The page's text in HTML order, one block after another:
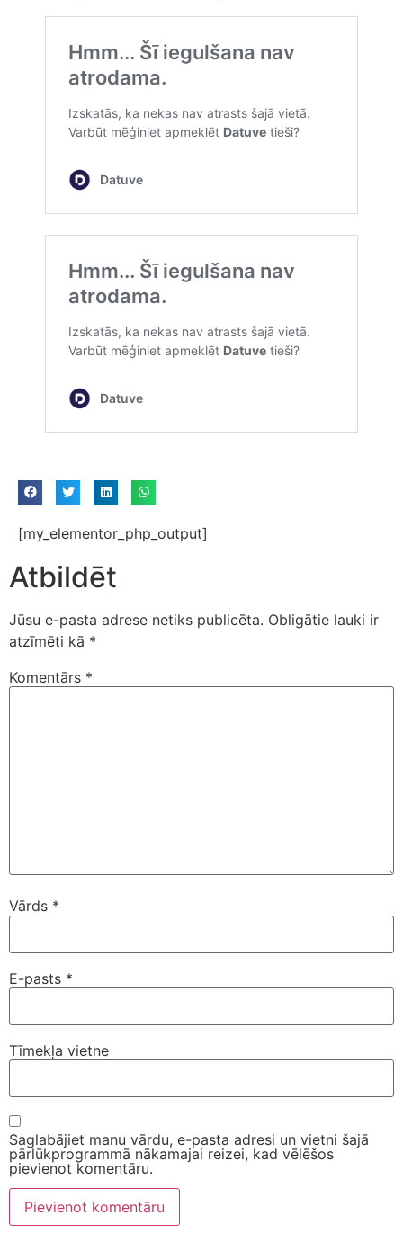
[my_elementor_php_output]
Atbildēt
Jūsu e-pasta adrese netiks publicēta. Obligātie lauki ir
atzīmēti kā *
Komentārs *
Vārds *
E-pasts *
Tīmekļa vietne
Saglabājiet manu vārdu, e-pasta adresi un vietni šajā
pārlūkprogrammā nākamajai reizei, kad vēlēšos
pievienot komentāru.